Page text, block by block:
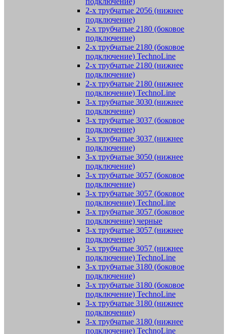
2-х трубчатые 2056 (нижнее
подключение)
2-х трубчатые 2180 (боковое
подключение)
2-х трубчатые 2180 (боковое
подключение) TechnoLine
2-х трубчатые 2180 (нижнее
подключение)
2-х трубчатые 2180 (нижнее
подключение) TechnoLine
3-х трубчатые 3030 (нижнее
подключение)
3-х трубчатые 3037 (боковое
подключение)
3-х трубчатые 3037 (нижнее
подключение)
3-х трубчатые 3050 (нижнее
подключение)
3-х трубчатые 3057 (боковое
подключение)
3-х трубчатые 3057 (боковое
подключение) TechnoLine
3-х трубчатые 3057 (боковое
подключение) черные
3-х трубчатые 3057 (нижнее
подключение)
3-х трубчатые 3057 (нижнее
подключение) TechnoLine
3-х трубчатые 3180 (боковое
подключение)
3-х трубчатые 3180 (боковое
подключение) TechnoLine
3-х трубчатые 3180 (нижнее
подключение)
3-х трубчатые 3180 (нижнее
подключение) TechnoLine